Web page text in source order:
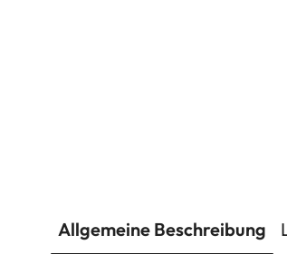
Allgemeine Beschreibung